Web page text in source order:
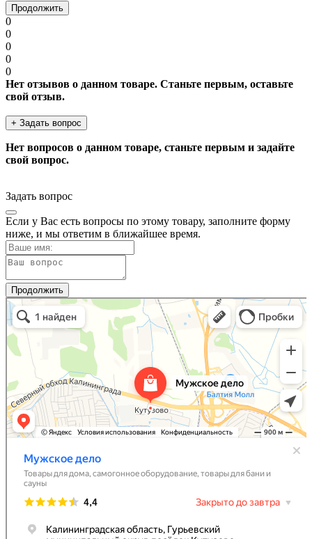
Продолжить
0
0
0
0
0
Нет отзывов о данном товаре. Станьте первым, оставьте
свой отзыв.
+ Задать вопрос
Нет вопросов о данном товаре, станьте первым и задайте
свой вопрос.
Задать вопрос
Если у Вас есть вопросы по этому товару, заполните форму
ниже, и мы ответим в ближайшее время.
Продолжить
Мужское Дело
Товары для дома в Калининградской области
Самогонное оборудование в Калининградской области